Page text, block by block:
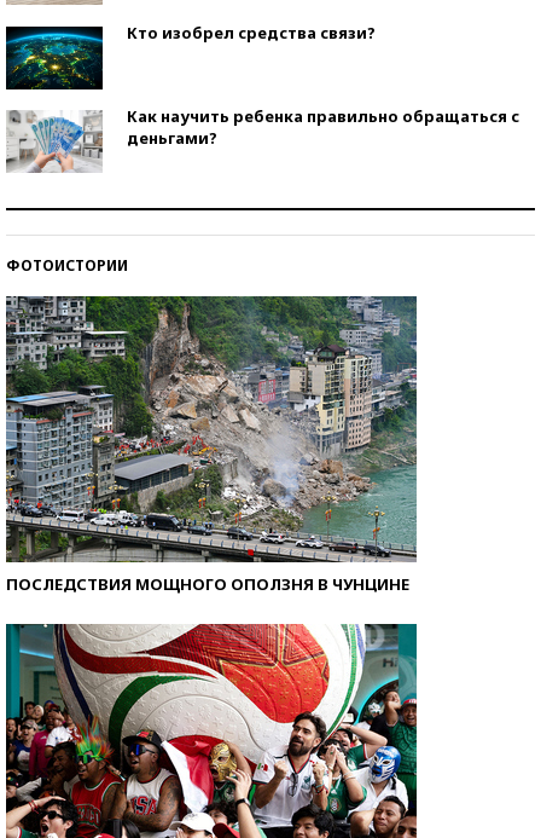
Кто изобрел средства связи?
Как научить ребенка правильно обращаться с
деньгами?
ФОТОИСТОРИИ
ПОСЛЕДСТВИЯ МОЩНОГО ОПОЛЗНЯ В ЧУНЦИНЕ